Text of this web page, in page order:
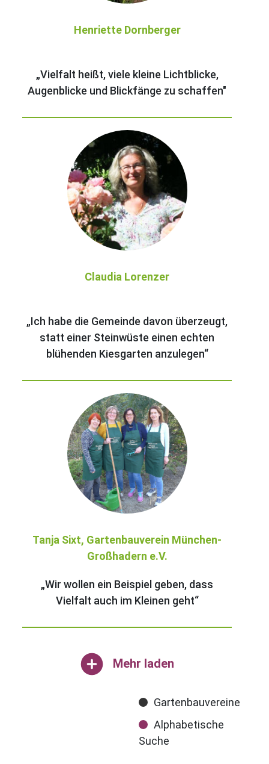
Henriette Dornberger
„Vielfalt heißt, viele kleine Lichtblicke,
Augenblicke und Blickfänge zu schaffen"
Claudia Lorenzer
„Ich habe die Gemeinde davon überzeugt,
statt einer Steinwüste einen echten
blühenden Kiesgarten anzulegen“
Tanja Sixt, Gartenbauverein München-
Großhadern e.V.
„Wir wollen ein Beispiel geben, dass
Vielfalt auch im Kleinen geht“
Mehr laden
Gartenbauvereine
Alphabetische
Suche